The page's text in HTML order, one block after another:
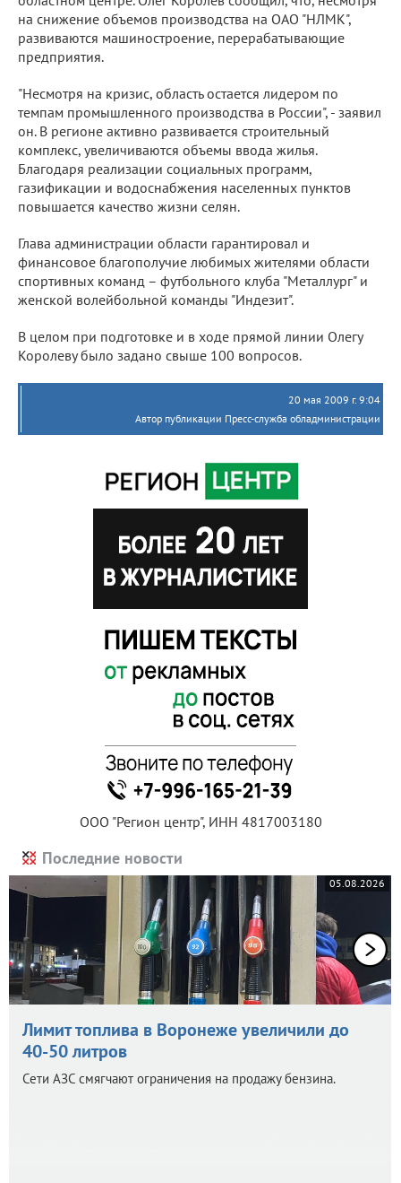
на снижение объемов производства на ОАО "НЛМК",
развиваются машиностроение, перерабатывающие
предприятия.
"Несмотря на кризис, область остается лидером по
темпам промышленного производства в России", - заявил
он. В регионе активно развивается строительный
комплекс, увеличиваются объемы ввода жилья.
Благодаря реализации социальных программ,
газификации и водоснабжения населенных пунктов
повышается качество жизни селян.
Глава администрации области гарантировал и
финансовое благополучие любимых жителями области
спортивных команд – футбольного клуба "Металлург" и
женской волейбольной команды "Индезит".
В целом при подготовке и в ходе прямой линии Олегу
Королеву было задано свыше 100 вопросов.
20 мая 2009 г. 9:04
Автор публикации Пресс-служба обладминистрации
ООО "Регион центр", ИНН 4817003180
Последние новости
05.08.2026
Лимит топлива в Воронеже увеличили до
40-50 литров
Сети АЗС смягчают ограничения на продажу бензина.